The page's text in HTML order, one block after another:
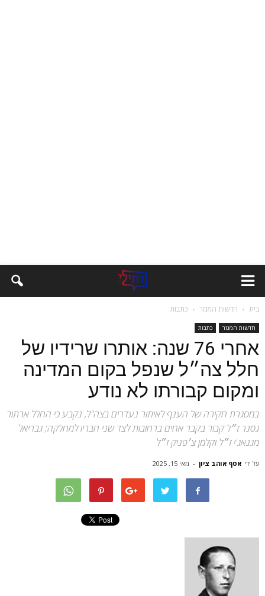
בית חדשות המגזר כתבות
חדשות המגזר כתבות
אחרי 76 שנה: אותרו שרידיו של
חלל צה״ל שנפל בקום המדינה
ומקום קבורתו לא נודע
במסגרת חקירה של הענף לאיתור נעדרים בצה"ל, נקבע כי החלל ארתור
גסנר ז״ל קבור בקבר אחים ברחובות לצד שני חבריו למחלקה; גבריאל
מגנאג'י ז״ל וקלמן צ׳פניק ז״ל
על ידי אסף אוהב ציון - מאי 15, 2025